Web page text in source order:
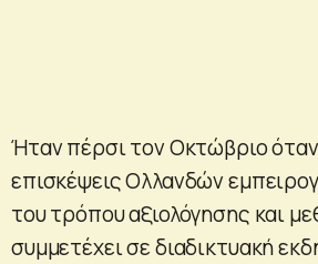
Ήταν πέρσι τον Οκτώβριο
επισκέψεις Ολλανδών
του τρόπου αξιολόγησης και
συμμετέχει σε διαδικτυακή